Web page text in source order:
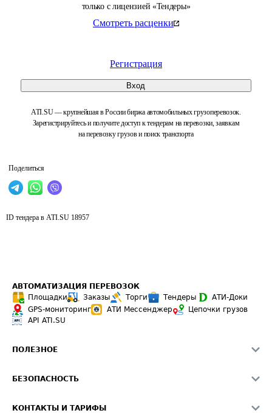
только с лицензией «Тендеры»
Смотреть расценки
Регистрация
Вход
ATI.SU — крупнейшая в России биржа автомобильных грузоперевозок.
Зарегистрируйтесь и получите доступ к тендерам на перевозки, заявкам
на перевозку грузов и поиск транспорта
Поделиться
ID тендера в ATI.SU 18957
АВТОМАТИЗАЦИЯ ПЕРЕВОЗОК
Площадки
Заказы Торги Тендеры
АТИ-Доки
GPS-мониторинг
АТИ Мессенджер
Цепочки грузов
API ATI.SU
ПОЛЕЗНОЕ
Звезды ATI.SU на вашем сайте
БЕЗОПАСНОСТЬ
КОНТАКТЫ И ТАРИФЫ